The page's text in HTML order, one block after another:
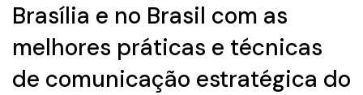
Brasília e no Brasil com as
melhores práticas e técnicas
de comunicação estratégica do